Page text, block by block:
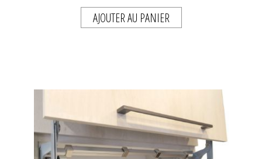
AJOUTER AU PANIER